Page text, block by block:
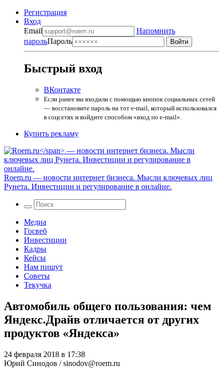
Регистрация
Вход
Email
Напомнить
парольПароль
Быстрый вход
ВКонтакте
Если ранее вы входили с помощью кнопок социальных сетей
— восстановите пароль на тот e-mail, который использовался
в соцсетях и войдите способом «вход по e-mail».
Купить рекламу
Roem.ru — новости интернет бизнеса. Мысли ключевых лиц
Рунета. Инвестиции и регулирование в онлайне.
Медиа
Госвеб
Инвестиции
Кадры
Кейсы
Нам пишут
Советы
Текучка
Автомобиль общего пользования: чем
Яндекс.Драйв отличается от других
продуктов «Яндекса»
24 февраля 2018 в 17:38
Юрий Синодов / sinodov@roem.ru